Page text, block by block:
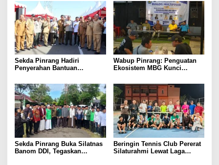
Sekda Pinrang Hadiri
Penyerahan Bantuan
Dukung Swasembada Pangan
Wabup Pinrang: Penguatan
Ekosistem MBG Kunci
Kerakyatan
Sekda Pinrang Buka Silatnas
Banom DDI, Tegaskan
Beringin Tennis Club Pererat
Silaturahmi Lewat Laga